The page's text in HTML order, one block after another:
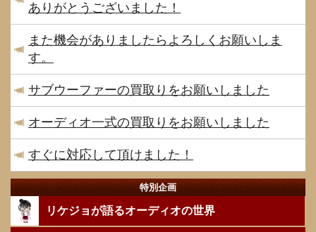
ありがとうございました！
また機会がありましたらよろしくお願いしま
す。
サブウーファーの買取りをお願いしました
オーディオ一式の買取りをお願いしました
すぐに対応して頂けました！
特別企画
リケジョが語るオーディオの世界